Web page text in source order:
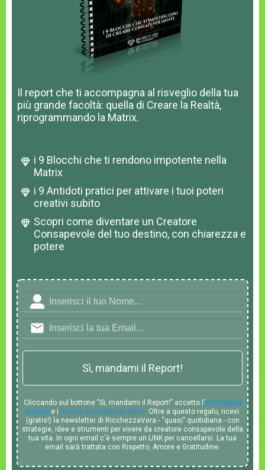
Il report che ti accompagna al risveglio della tua
più grande facoltà: quella di Creare la Realtà,
riprogrammando la Matrix.
i 9 Blocchi che ti rendono impotente nella
Matrix
i 9 Antidoti pratici per attivare i tuoi poteri
creativi subito
Scopri come diventare un Creatore
Consapevole del tuo destino, con chiarezza e
potere
Sì, mandami il Report!
Cliccando sul bottone "Sì, mandami il Report!" accetto l’informativa
privacy e itermini e condizioni d’uso. Oltre a questo regalo, ricevi
(gratis!) la newsletter di RicchezzaVera - “quasi” quotidiana - con
strategie, idee e strumenti per vivere da creatore consapevole della
tua vita. In ogni email c'è sempre un LINK per cancellarsi. La tua
email sarà trattata con Rispetto, Amore e Gratitudine.